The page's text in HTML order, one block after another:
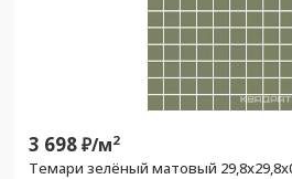
3 698₽/м2
Темари зелёный матовый